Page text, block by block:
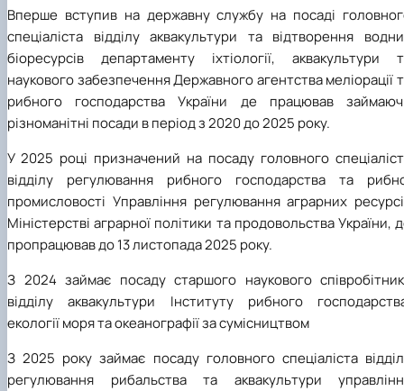
Вперше вступив на державну службу на посаді
спеціаліста відділу аквакультури та відтворення
біоресурсів департаменту іхтіології, аквакультури
наукового забезпечення Державного агентства меліорації
рибного господарства України де працював
різноманітні посади в період з 2020 до 2025 року.
У 2025 році призначений на посаду головного
відділу регулювання рибного господарства та
промисловості Управління регулювання аграрних
Міністерстві аграрної політики та продовольства України,
пропрацював до 13 листопада 2025 року.
З 2024 займає посаду старшого наукового
відділу аквакультури Інституту рибного
екології моря та океанографії за сумісництвом
З 2025 року займає посаду головного спеціаліста
регулювання рибальства та аквакультури